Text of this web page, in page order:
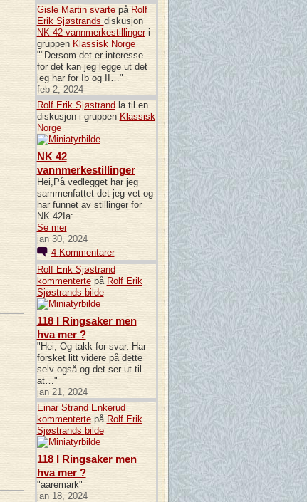
Gisle Martin svartepå Rolf
Erik Sjøstrands diskusjon
NK 42 vannmerkestillingeri
gruppen Klassisk Norge
""Dersom det er interesse
for det kan jeg legge ut det
jeg har for Ib og II…"
feb 2, 2024
Rolf Erik Sjøstrand la til en
diskusjon i gruppen Klassisk
Norge
NK 42
vannmerkestillinger
Hei,På vedlegget har jeg
sammenfattet det jeg vet og
har funnet av stillinger for
NK 42Ia:…
Se mer
jan 30, 2024
4 Kommentarer
Rolf Erik Sjøstrand
kommentertepå Rolf Erik
Sjøstrands bilde
118 I Ringsaker men
hva mer ?
"Hei, Og takk for svar. Har
forsket litt videre på dette
selv også og det ser ut til
at…"
jan 21, 2024
Einar Strand Enkerud
kommentertepå Rolf Erik
Sjøstrands bilde
118 I Ringsaker men
hva mer ?
"aaremark"
jan 18, 2024